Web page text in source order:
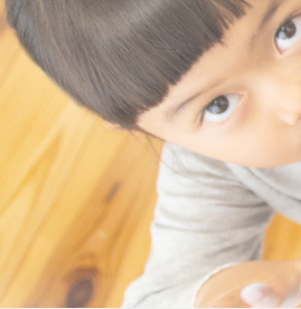
プ
動